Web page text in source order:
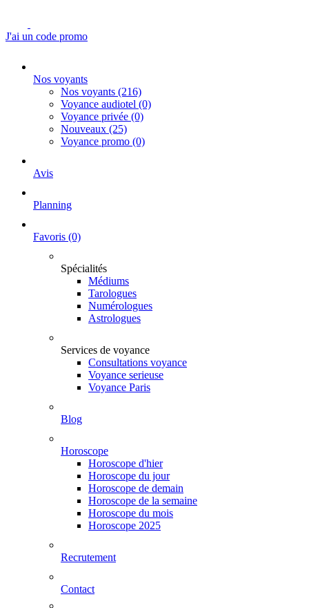
J'ai un code promo
Nos voyants
Nos voyants (216)
Voyance audiotel (0)
Voyance privée (0)
Nouveaux (25)
Voyance promo (0)
Avis
Planning
Favoris (0)
Spécialités
Médiums
Tarologues
Numérologues
Astrologues
Services de voyance
Consultations voyance
Voyance serieuse
Voyance Paris
Blog
Horoscope
Horoscope d'hier
Horoscope du jour
Horoscope de demain
Horoscope de la semaine
Horoscope du mois
Horoscope 2025
Recrutement
Contact